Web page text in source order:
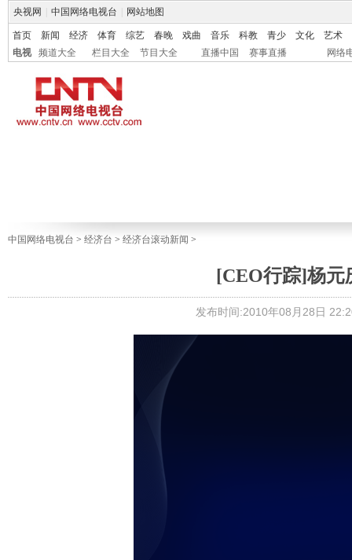
央视网 中国网络电视台 网站地图
首页 新闻 经济 体育 综艺 春晚 戏曲 音乐 科教 青少 文化
艺术
电视
频道大全 栏目大全 节目大全 直播中国 赛事直播 网络
中国网络电视台 > 经济台 > 经济台滚动新闻 >
[CEO行踪]杨元
发布时间:2010年08月28日